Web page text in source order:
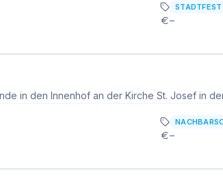
STADTFEST
–
–